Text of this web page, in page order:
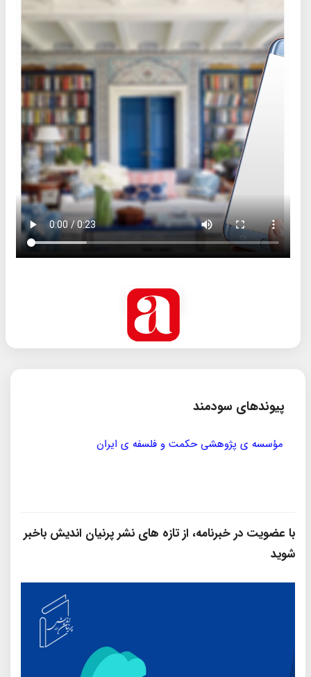
پیوندهای سودمند
مؤسسه ی پژوهشی حکمت و فلسفه ی ایران
با عضویت در خبرنامه، از تازه‌ های نشر پرنیان‌ اندیش باخبر
شوید